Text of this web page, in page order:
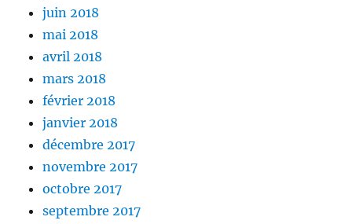
juin 2018
mai 2018
avril 2018
mars 2018
février 2018
janvier 2018
décembre 2017
novembre 2017
octobre 2017
septembre 2017